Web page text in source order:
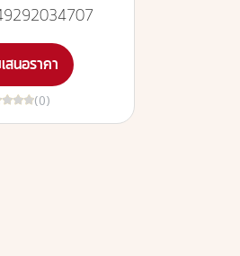
สนอราคา
(0)